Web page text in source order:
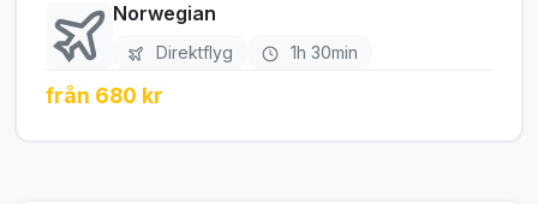
Norwegian
Direktflyg 1h 30min
från 680 kr